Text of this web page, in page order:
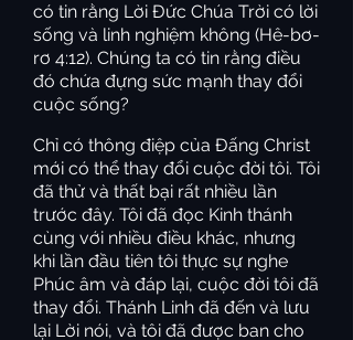
có tin rằng Lời Đức Chúa Trời có lời
sống và linh nghiệm không (Hê-bơ-
rơ 4:12). Chúng ta có tin rằng điều
đó chứa đựng sức mạnh thay đổi
cuộc sống?
Chỉ có thông điệp của Đấng Christ
mới có thể thay đổi cuộc đời tôi. Tôi
đã thử và thất bại rất nhiều lần
trước đây. Tôi đã đọc Kinh thánh
cùng với nhiều điều khác, nhưng
khi lần đầu tiên tôi thực sự nghe
Phúc âm và đáp lại, cuộc đời tôi đã
thay đổi. Thánh Linh đã đến và lưu
lại Lời nói, và tôi đã được ban cho